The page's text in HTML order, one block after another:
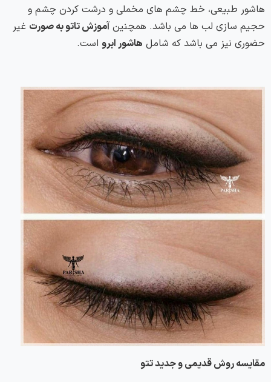
هاشور طبیعی، خط چشم های مخملی و درشت کردن چشم و
حجیم سازی لب ها می باشد. همچنین آموزش تاتو به صورت غیر
حضوری نیز می باشد که شامل هاشور ابرو است.
مقایسه روش قدیمی و جدید تتو